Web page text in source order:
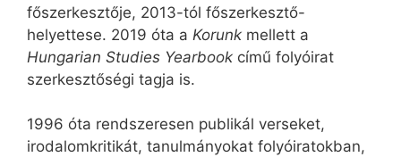
főszerkesztője, 2013-tól főszerkesztő-
helyettese. 2019 óta a Korunk mellett a
Hungarian Studies Yearbook című folyóirat
szerkesztőségi tagja is.
1996 óta rendszeresen publikál verseket,
irodalomkritikát, tanulmányokat folyóiratokban,